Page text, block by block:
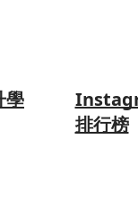
學
排行榜